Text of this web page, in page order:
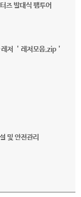
즈 발대식 팸투어
저 ＇레저모음.zip＇
및 안전관리